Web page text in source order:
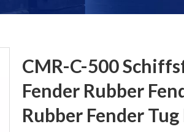
CMR-C-500
Fender Rubber
Rubber Fender